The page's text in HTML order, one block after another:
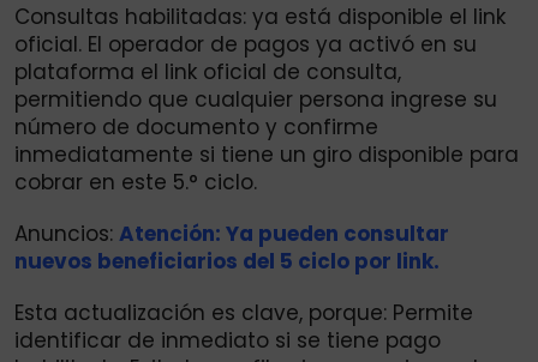
Consultas habilitadas: ya está disponible el link
oficial. El operador de pagos ya activó en su
plataforma el link oficial de consulta,
permitiendo que cualquier persona ingrese su
número de documento y confirme
inmediatamente si tiene un giro disponible para
cobrar en este 5.° ciclo.
Anuncios: Atención: Ya pueden consultar
nuevos beneficiarios del 5 ciclo por link.
Esta actualización es clave, porque: Permite
identificar de inmediato si se tiene pago